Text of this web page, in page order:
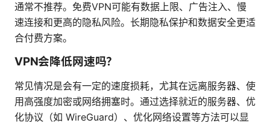
通常不推荐。免费VPN可能有数据上限、广告注入、慢
速连接和更高的隐私风险。长期隐私保护和数据安全更适
合付费方案。
VPN会降低网速吗？
常见情况是会有一定的速度损耗，尤其在远离服务器、使
用高强度加密或网络拥塞时。通过选择就近的服务器、优
化协议（如 WireGuard）、优化网络设置等方法可以显